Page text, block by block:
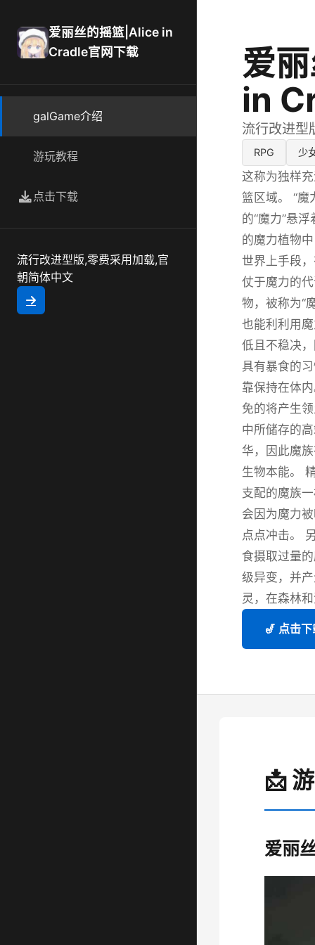
爱丽丝的摇篮|Alice in
Cradle官网下载
galGame介绍
游玩教程
点击下载
流行改进型版,零费采用加载,官
朝简体中文
爱
in
流行改进型
RPG 少
这称为独样
篮区域。 “魔
的“魔力”悬
的魔力植物
世界上手段
仗于魔力的
物，被称为“
也能利利用
低且不稳决
具有暴食的
靠保持在体
免的将产生
中所储存的
华，因此魔
生物本能。
支配的魔族
会因为魔力
点点冲击。
食摄取过量
级异变，并
灵，在森林
🎷 点击下
📩
爱丽